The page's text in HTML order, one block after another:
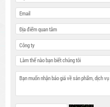
Làm thế nào bạn biết chúng tôi